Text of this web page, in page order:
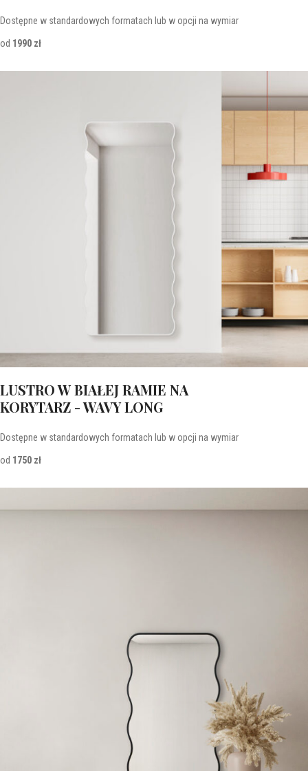
Dostępne w standardowych formatach lub w opcji na wymiar
od 1990 zł
LUSTRO W BIAŁEJ RAMIE NA
KORYTARZ - WAVY LONG
Dostępne w standardowych formatach lub w opcji na wymiar
od 1750 zł